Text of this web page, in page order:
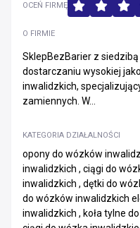
O FIRMIE
SklepBezBarier z
dostarczaniu wysokiej
inwalidzkich,
zamiennych. W...
KATEGORIA DZIAŁALNOŚCI
opony do wózków
inwalidzkich , ciągi do
inwalidzkich , dętki do
do wózków inwalidzkich
inwalidzkich , koła tylne
OCEŃ FIRMĘ